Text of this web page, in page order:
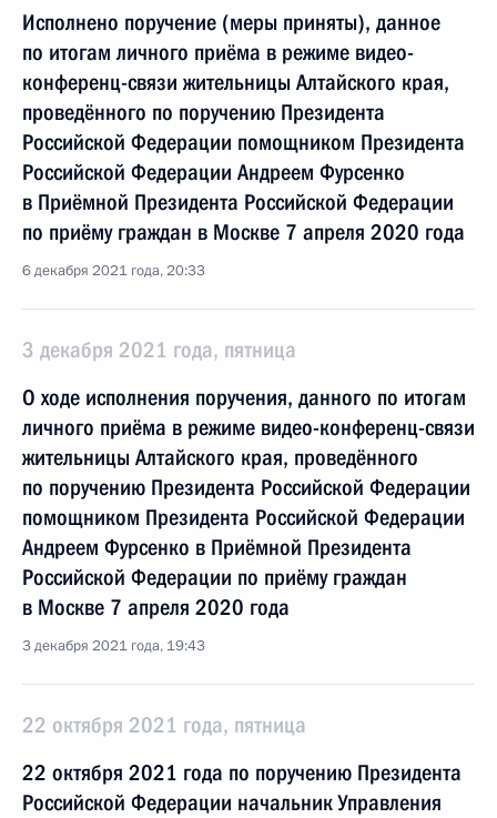
Исполнено поручение (меры приняты), данное
по итогам личного приёма в режиме видео-
конференц-связи жительницы Алтайского края,
проведённого по поручению Президента
Российской Федерации помощником Президента
Российской Федерации Андреем Фурсенко
в Приёмной Президента Российской Федерации
по приёму граждан в Москве 7 апреля 2020 года
6 декабря 2021 года, 20:33
3 декабря 2021 года, пятница
О ходе исполнения поручения, данного по итогам
личного приёма в режиме видео-конференц-связи
жительницы Алтайского края, проведённого
по поручению Президента Российской Федерации
помощником Президента Российской Федерации
Андреем Фурсенко в Приёмной Президента
Российской Федерации по приёму граждан
в Москве 7 апреля 2020 года
3 декабря 2021 года, 19:43
22 октября 2021 года, пятница
22 октября 2021 года по поручению Президента
Российской Федерации начальник Управления